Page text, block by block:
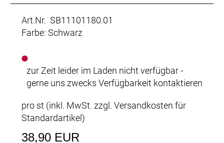
Art.Nr. SB11101180.01
Farbe: Schwarz
zur Zeit leider im Laden nicht verfügbar -
gerne uns zwecks Verfügbarkeit kontaktieren
pro st (inkl. MwSt. zzgl. Versandkosten für
Standardartikel)
38,90 EUR